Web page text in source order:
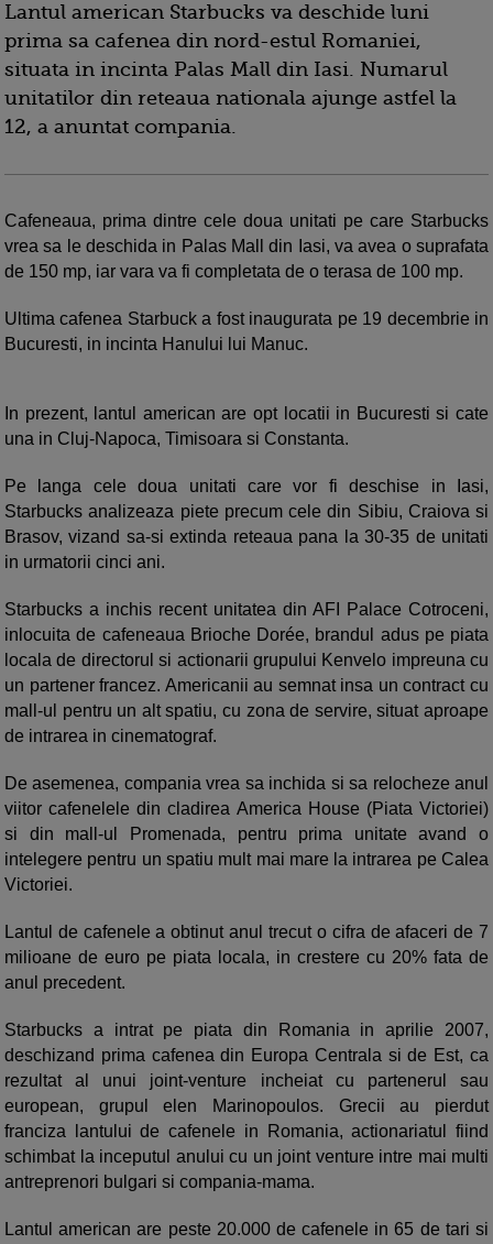
Lantul american Starbucks va deschide luni
prima sa cafenea din nord-estul Romaniei,
situata in incinta Palas Mall din Iasi. Numarul
unitatilor din reteaua nationala ajunge astfel la
12, a anuntat compania.
Cafeneaua, prima dintre cele doua unitati pe care Starbucks
vrea sa le deschida in Palas Mall din Iasi, va avea o suprafata
de 150 mp, iar vara va fi completata de o terasa de 100 mp.
Ultima cafenea Starbuck a fost inaugurata pe 19 decembrie in
Bucuresti, in incinta Hanului lui Manuc.
In prezent, lantul american are opt locatii in Bucuresti si cate
una in Cluj-Napoca, Timisoara si Constanta.
Pe langa cele doua unitati care vor fi deschise in Iasi,
Starbucks analizeaza piete precum cele din Sibiu, Craiova si
Brasov, vizand sa-si extinda reteaua pana la 30-35 de unitati
in urmatorii cinci ani.
Starbucks a inchis recent unitatea din AFI Palace Cotroceni,
inlocuita de cafeneaua Brioche Dorée, brandul adus pe piata
locala de directorul si actionarii grupului Kenvelo impreuna cu
un partener francez. Americanii au semnat insa un contract cu
mall-ul pentru un alt spatiu, cu zona de servire, situat aproape
de intrarea in cinematograf.
De asemenea, compania vrea sa inchida si sa relocheze anul
viitor cafenelele din cladirea America House (Piata Victoriei)
si din mall-ul Promenada, pentru prima unitate avand o
intelegere pentru un spatiu mult mai mare la intrarea pe Calea
Victoriei.
Lantul de cafenele a obtinut anul trecut o cifra de afaceri de 7
milioane de euro pe piata locala, in crestere cu 20% fata de
anul precedent.
Starbucks a intrat pe piata din Romania in aprilie 2007,
deschizand prima cafenea din Europa Centrala si de Est, ca
rezultat al unui joint-venture incheiat cu partenerul sau
european, grupul elen Marinopoulos. Grecii au pierdut
franciza lantului de cafenele in Romania, actionariatul fiind
schimbat la inceputul anului cu un joint venture intre mai multi
antreprenori bulgari si compania-mama.
Lantul american are peste 20.000 de cafenele in 65 de tari si